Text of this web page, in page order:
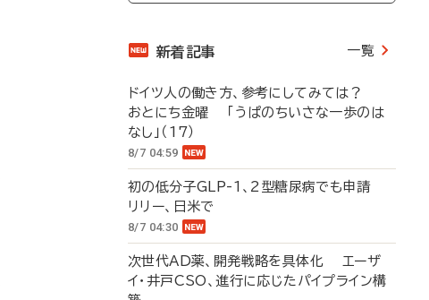
新着記事 一覧
ドイツ人の働き方、参考にしてみては？
おとにち金曜 「うぱのちいさな一歩のは
なし」（17）
8/7 04:59
初の低分子GLP-1、2型糖尿病でも申請
リリー、日米で
8/7 04:30
次世代AD薬、開発戦略を具体化 エーザ
イ・井戸CSO、進行に応じたパイプライン構